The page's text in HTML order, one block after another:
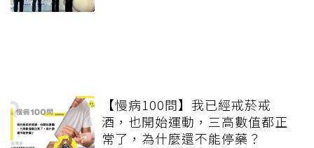
【慢病100問】我已經戒菸戒
酒，也開始運動，三高數值都正
常了，為什麼還不能停藥？